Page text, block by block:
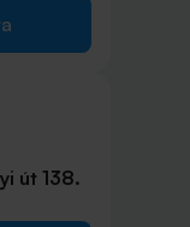
út 138.